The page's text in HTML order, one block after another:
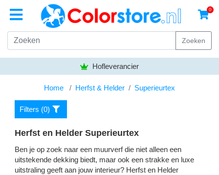
0
Zoeken
Bezorgen gratis vanaf50,- euro
Home Herfst & Helder Superieurtex
Filters (0)
Herfst en Helder Superieurtex
Ben je op zoek naar een muurverf die niet alleen een
uitstekende dekking biedt, maar ook een strakke en luxe
uitstraling geeft aan jouw interieur? Herfst en Helder